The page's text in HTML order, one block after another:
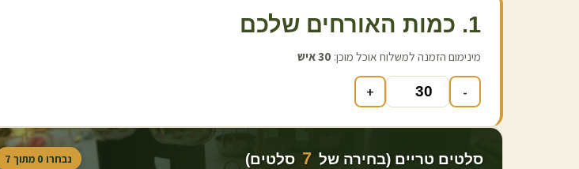
1. כמות האורחים שלכם
מינימום הזמנה למשלוח אוכל מוכן: 30איש
-
+
סלטים טריים (בחירה של 7 סלטים) נבחרו 0 מתוך 7